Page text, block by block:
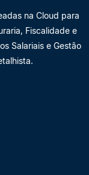
na Cloud para
Fiscalidade e
Salariais e Gestão